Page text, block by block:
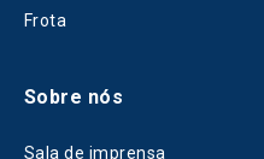
Frota
Sobre nós
Sala de imprensa